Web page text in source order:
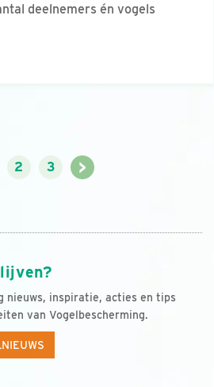
deelnemers én vogels
2 3 >
nieuws, inspiratie, acties en tips
van Vogelbescherming.